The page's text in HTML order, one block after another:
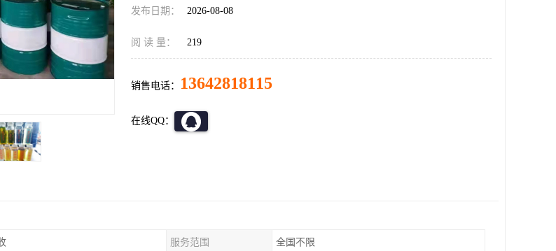
发布日期： 2026-08-08
阅 读 量： 219
销售电话： 13642818115
在线QQ：
服务范围 全国不限